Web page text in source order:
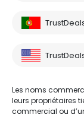
Les noms
leurs propriétaires
commercial ou